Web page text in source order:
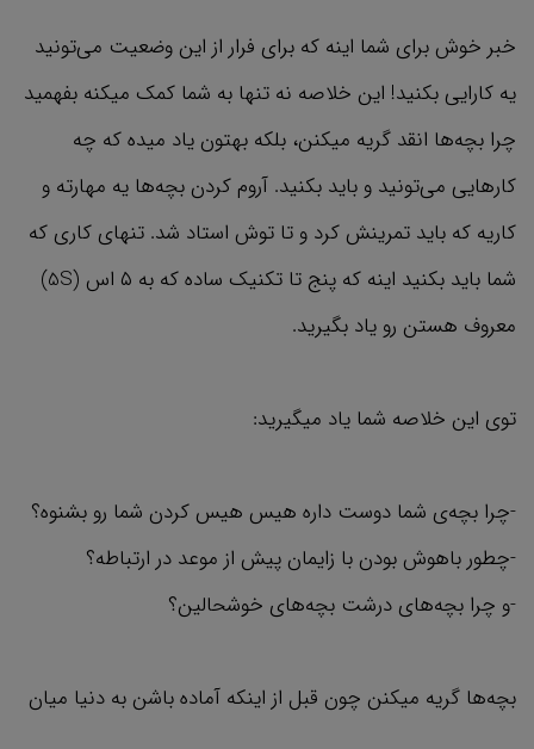
خبر خوش برای شما اینه که برای فرار از این وضعیت می‌تونید
یه کارایی بکنید! این خلاصه نه تنها به شما کمک میکنه بفهمید
چرا بچه‌ها انقد گریه میکنن، بلکه بهتون یاد میده که چه
کارهایی می‌تونید و باید بکنید. آروم کردن بچه‌ها یه مهارته و
کاریه که باید تمرینش کرد و تا توش استاد شد. تنهای کاری که
شما باید بکنید اینه که پنج تا تکنیک ساده که به ۵ اس (5S)
معروف هستن رو یاد بگیرید.
توی این خلاصه شما یاد میگیرید:
-چرا بچه‌ي شما دوست داره هیس هیس کردن شما رو بشنوه؟
-چطور باهوش بودن با زایمان پیش از موعد در ارتباطه؟
-و چرا بچه‌های درشت بچه‌های خوشحالین؟
بچه‌ها گریه میکنن چون قبل از اینکه آماده باشن به دنیا میان